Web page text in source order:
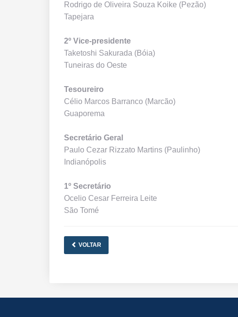
Rodrigo de Oliveira Souza Koike (Pezão)
Tapejara
2º Vice-presidente
Taketoshi Sakurada (Bóia)
Tuneiras do Oeste
Tesoureiro
Célio Marcos Barranco (Marcão)
Guaporema
Secretário Geral
Paulo Cezar Rizzato Martins (Paulinho)
Indianópolis
1º Secretário
Ocelio Cesar Ferreira Leite
São Tomé
VOLTAR